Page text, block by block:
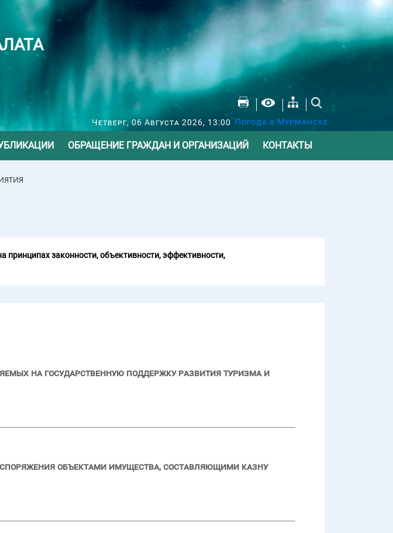
Четверг, 06 Августа 2026, 13:00 Погода в Мурманске
ОБРАЩЕНИЕ ГРАЖДАН И ОРГАНИЗАЦИЙ КОНТАКТЫ
законности, объективности, эффективности,
на государственную поддержку развития туризма и
объектами имущества, составляющими казну